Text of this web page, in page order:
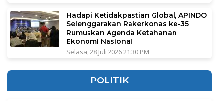
Hadapi Ketidakpastian Global, APINDO
Selenggarakan Rakerkonas ke-35
Rumuskan Agenda Ketahanan
Ekonomi Nasional
Selasa, 28 Juli 2026 21:30 PM
POLITIK